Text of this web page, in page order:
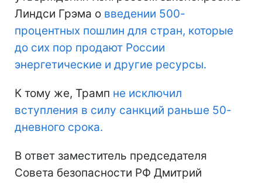
Линдси Грэма о введении 500-
процентных пошлин для стран, которые
до сих пор продают России
энергетические и другие ресурсы.
К тому же, Трамп не исключил
вступления в силу санкций раньше 50-
дневного срока.
В ответ заместитель председателя
Совета безопасности РФ Дмитрий